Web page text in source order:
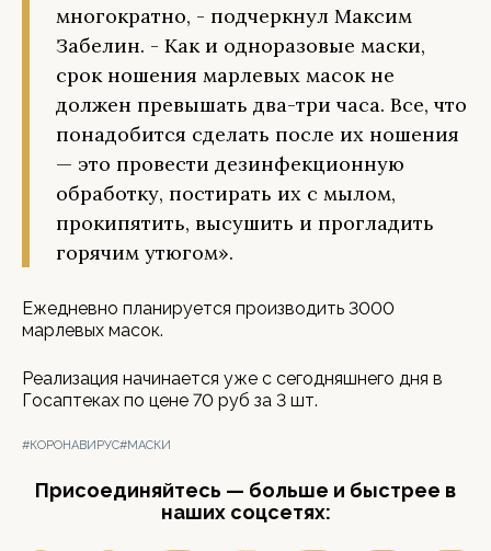
многократно, - подчеркнул Максим
Забелин. - Как и одноразовые маски,
срок ношения марлевых масок не
должен превышать два-три часа. Все, что
понадобится сделать после их ношения
— это провести дезинфекционную
обработку, постирать их с мылом,
прокипятить, высушить и прогладить
горячим утюгом».
Ежедневно планируется производить 3000
марлевых масок.
Реализация начинается уже с сегодняшнего дня в
Госаптеках по цене 70 руб за 3 шт.
#КОРОНАВИРУС#МАСКИ
Присоединяйтесь — больше и быстрее в
наших соцсетях: